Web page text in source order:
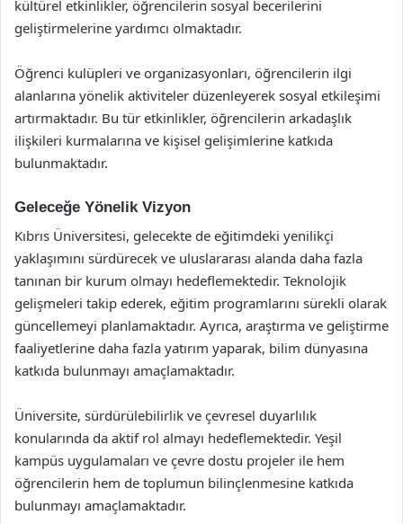
kültürel etkinlikler, öğrencilerin sosyal becerilerini
geliştirmelerine yardımcı olmaktadır.
Öğrenci kulüpleri ve organizasyonları, öğrencilerin ilgi
alanlarına yönelik aktiviteler düzenleyerek sosyal etkileşimi
artırmaktadır. Bu tür etkinlikler, öğrencilerin arkadaşlık
ilişkileri kurmalarına ve kişisel gelişimlerine katkıda
bulunmaktadır.
Geleceğe Yönelik Vizyon
Kıbrıs Üniversitesi, gelecekte de eğitimdeki yenilikçi
yaklaşımını sürdürecek ve uluslararası alanda daha fazla
tanınan bir kurum olmayı hedeflemektedir. Teknolojik
gelişmeleri takip ederek, eğitim programlarını sürekli olarak
güncellemeyi planlamaktadır. Ayrıca, araştırma ve geliştirme
faaliyetlerine daha fazla yatırım yaparak, bilim dünyasına
katkıda bulunmayı amaçlamaktadır.
Üniversite, sürdürülebilirlik ve çevresel duyarlılık
konularında da aktif rol almayı hedeflemektedir. Yeşil
kampüs uygulamaları ve çevre dostu projeler ile hem
öğrencilerin hem de toplumun bilinçlenmesine katkıda
bulunmayı amaçlamaktadır.